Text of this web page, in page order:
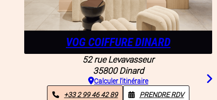
VOG COIFFURE DINARD
52 rue Levavasseur
35800 Dinard
Calculer l'itinéraire
+33 2 99 46 42 89
PRENDRE RDV